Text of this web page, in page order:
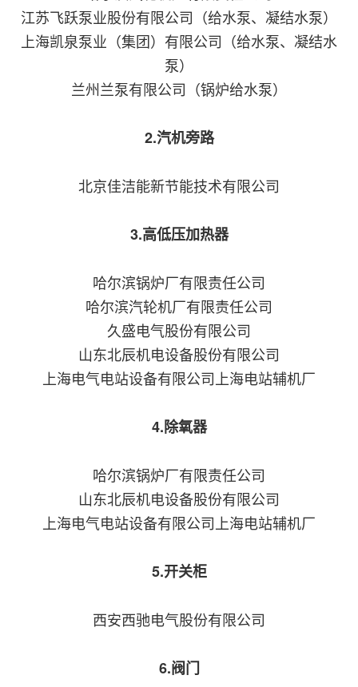
江苏飞跃泵业股份有限公司（给水泵、凝结水泵）
上海凯泉泵业（集团）有限公司（给水泵、凝结水
泵）
兰州兰泵有限公司（锅炉给水泵）
2.汽机旁路
北京佳洁能新节能技术有限公司
3.高低压加热器
哈尔滨锅炉厂有限责任公司
哈尔滨汽轮机厂有限责任公司
久盛电气股份有限公司
山东北辰机电设备股份有限公司
上海电气电站设备有限公司上海电站辅机厂
4.除氧器
哈尔滨锅炉厂有限责任公司
山东北辰机电设备股份有限公司
上海电气电站设备有限公司上海电站辅机厂
5.开关柜
西安西驰电气股份有限公司
6.阀门